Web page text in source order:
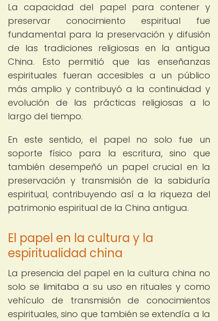
La capacidad del papel para contener y
preservar conocimiento espiritual fue
fundamental para la preservación y difusión
de las tradiciones religiosas en la antigua
China. Esto permitió que las enseñanzas
espirituales fueran accesibles a un público
más amplio y contribuyó a la continuidad y
evolución de las prácticas religiosas a lo
largo del tiempo.
En este sentido, el papel no solo fue un
soporte físico para la escritura, sino que
también desempeñó un papel crucial en la
preservación y transmisión de la sabiduría
espiritual, contribuyendo así a la riqueza del
patrimonio espiritual de la China antigua.
El papel en la cultura y la
espiritualidad china
La presencia del papel en la cultura china no
solo se limitaba a su uso en rituales y como
vehículo de transmisión de conocimientos
espirituales, sino que también se extendía a la